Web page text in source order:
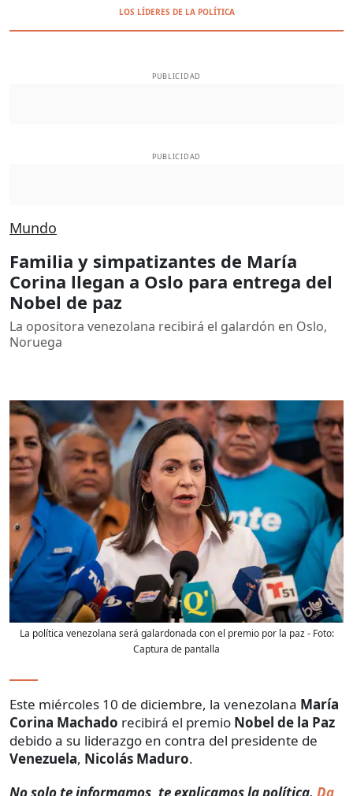
LOS LÍDERES DE LA POLÍTICA
PUBLICIDAD
PUBLICIDAD
Mundo
Familia y simpatizantes de María
Corina llegan a Oslo para entrega del
Nobel de paz
La opositora venezolana recibirá el galardón en Oslo,
Noruega
La política venezolana será galardonada con el premio por la paz- Foto:
Captura de pantalla
Este miércoles 10 de diciembre, la venezolana María
Corina Machado recibirá el premio Nobel de la Paz
debido a su liderazgo en contra del presidente de
Venezuela, Nicolás Maduro.
No solo te informamos, te explicamos la política. Da